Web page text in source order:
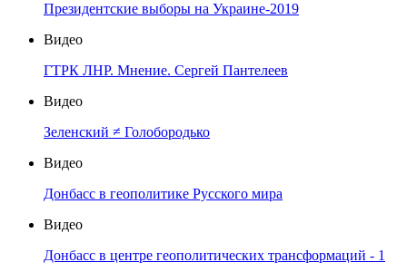
Президентские выборы на Украине-2019
Видео
ГТРК ЛНР. Мнение. Сергей Пантелеев
Видео
Зеленский ≠ Голобородько
Видео
Донбасс в геополитике Русского мира
Видео
Донбасс в центре геополитических трансформаций - 1